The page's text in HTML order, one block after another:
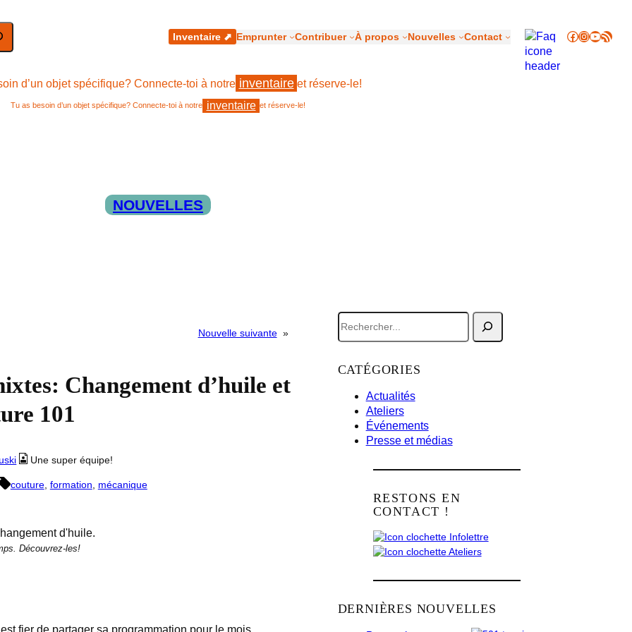
Inventaire ⬈ Emprunter Contribuer À propos Nouvelles Contact Facebook
Instagram
Flux RSS
d’un objet spécifique? Connecte-toi à notre inventaire et réserve-le!
Tu as besoin d’un objet spécifique? Connecte-toi à notre inventaire et réserve-le!
NOUVELLES
Nouvelle suivante »
Changement d’huile et
101
Une super équipe!
couture, formation, mécanique
Découvrez-les!
R
e
h
e
CATÉGORIES
Actualités
Ateliers
Événements
Presse et médias
RESTONS EN
CONTACT !
Infolettre
Ateliers
DERNIÈRES NOUVELLES